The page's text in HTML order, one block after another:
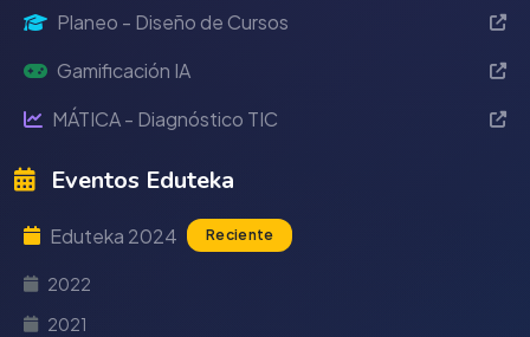
Planeo - Diseño de Cursos
Gamificación IA
MÁTICA - Diagnóstico TIC
Eventos Eduteka
Eduteka 2024 Reciente
2022
2021